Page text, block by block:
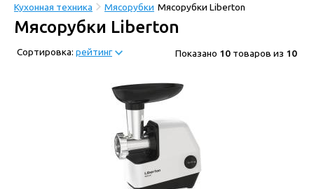
Кухонная техника
Мясорубки Мясорубки Liberton
Мясорубки Liberton
Сортировка: рейтинг Показано 10 товаров из 10